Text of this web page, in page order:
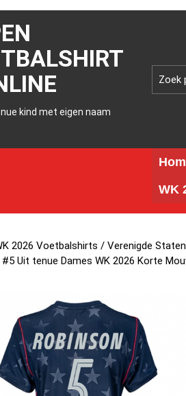
kind met eigen naam
WK
2026 Voetbalshirts /Verenigde
Uit tenue Dames WK 2026 Korte